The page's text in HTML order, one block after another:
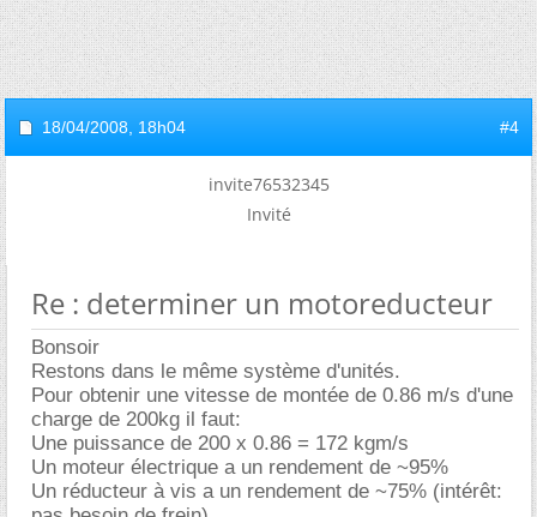
18/04/2008, 18h04 #4
invite76532345
Invité
Re : determiner un motoreducteur
Bonsoir
Restons dans le même système d'unités.
Pour obtenir une vitesse de montée de 0.86 m/s d'une
charge de 200kg il faut:
Une puissance de 200 x 0.86 = 172 kgm/s
Un moteur électrique a un rendement de ~95%
Un réducteur à vis a un rendement de ~75% (intérêt: